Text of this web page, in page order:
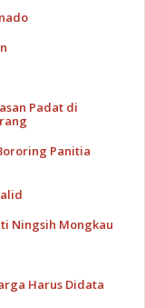
Padat di
Panitia
Ningsih Mongkau
Harus Didata